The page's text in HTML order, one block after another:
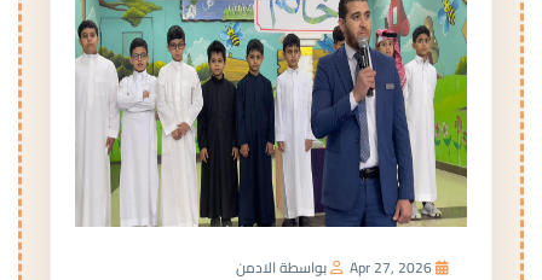
بواسطة الادمن